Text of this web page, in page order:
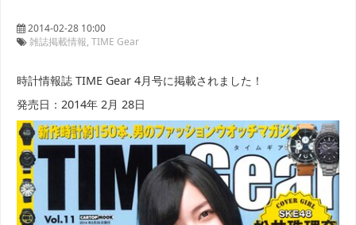
採用情報
店舗リスト
2014-02-28 10:00
雑誌掲載情報 TIME Gear
時計情報誌 TIME Gear 4月号に掲載されました！
発売日：2014年 2月 28日